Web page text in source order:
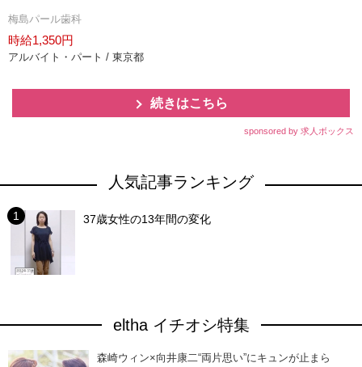
梅島パール歯科
時給1,350円
アルバイト・パート / 東京都
続きはこちら
sponsored by 求人ボックス
人気記事ランキング
37歳女性の13年間の変化
eltha イチオシ特集
森崎ウィン×向井康二“両片思い”にキュンが止まら